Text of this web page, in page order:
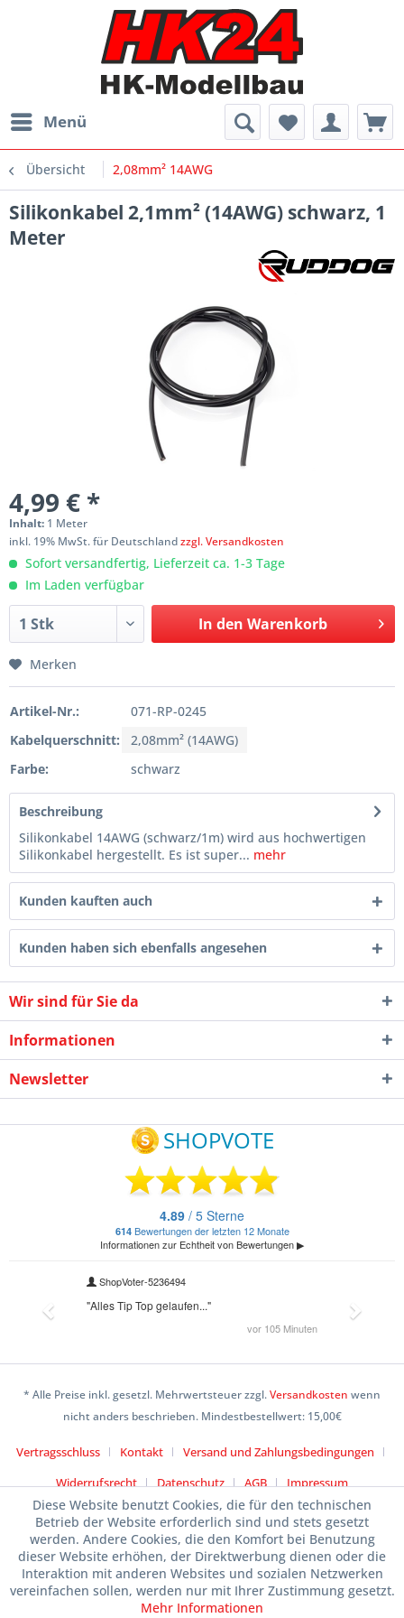
Menü
Übersicht 2,08mm² 14AWG
Silikonkabel 2,1mm² (14AWG) schwarz, 1
Meter
4,99 € *
Inhalt: 1 Meter
inkl. 19% MwSt. für Deutschlandzzgl. Versandkosten
Sofort versandfertig, Lieferzeit ca. 1-3 Tage
Im Laden verfügbar
In den Warenkorb
Merken
Artikel-Nr.:
071-RP-0245
Kabelquerschnitt:
2,08mm² (14AWG)
Farbe:
schwarz
Beschreibung
Silikonkabel 14AWG (schwarz/1m) wird aus hochwertigen
Silikonkabel hergestellt. Es ist super... mehr
Kunden kauften auch
Kunden haben sich ebenfalls angesehen
Wir sind für Sie da
Informationen
Newsletter
* Alle Preise inkl. gesetzl. Mehrwertsteuer zzgl.Versandkosten wenn
nicht anders beschrieben. Mindestbestellwert: 15,00€
Vertragsschluss Kontakt
Versand und Zahlungsbedingungen
Widerrufsrecht
Datenschutz AGB Impressum
Diese Website benutzt Cookies, die für den technischen
Betrieb der Website erforderlich sind und stets gesetzt
werden. Andere Cookies, die den Komfort bei Benutzung
dieser Website erhöhen, der Direktwerbung dienen oder die
Interaktion mit anderen Websites und sozialen Netzwerken
vereinfachen sollen, werden nur mit Ihrer Zustimmung gesetzt.
Mehr Informationen